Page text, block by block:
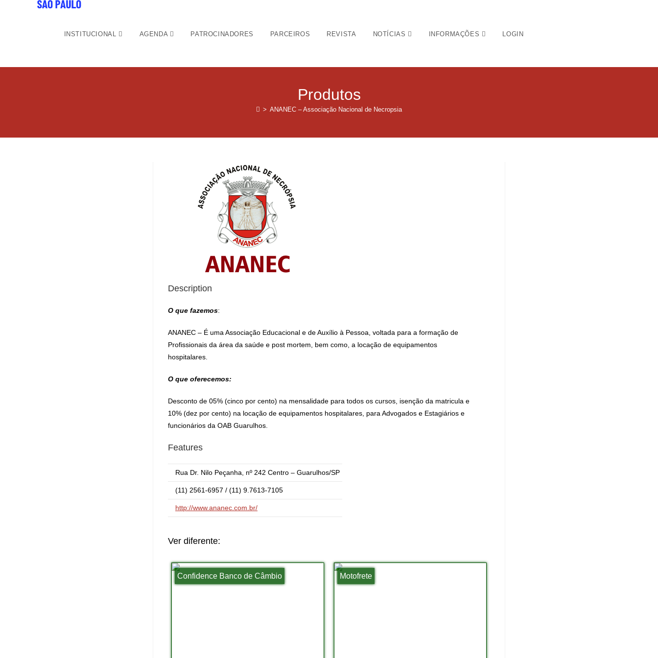
INSTITUCIONAL AGENDA PATROCINADORES PARCEIROS REVISTA NOTÍCIAS INFORMAÇÕES LOGIN
Produtos
> ANANEC – Associação Nacional de Necropsia
Description
O que fazemos:
ANANEC – É uma Associação Educacional e de Auxílio à Pessoa, voltada para a formação de
Profissionais da área da saúde e post mortem, bem como, a locação de equipamentos
hospitalares.
O que oferecemos:
Desconto de 05% (cinco por cento) na mensalidade para todos os cursos, isenção da matricula e
10% (dez por cento) na locação de equipamentos hospitalares, para Advogados e Estagiários e
funcionários da OAB Guarulhos.
Features
Rua Dr. Nilo Peçanha, nº 242 Centro – Guarulhos/SP
(11) 2561-6957 / (11) 9.7613-7105
http://www.ananec.com.br/
Ver diferente:
Confidence Banco de Câmbio Motofrete